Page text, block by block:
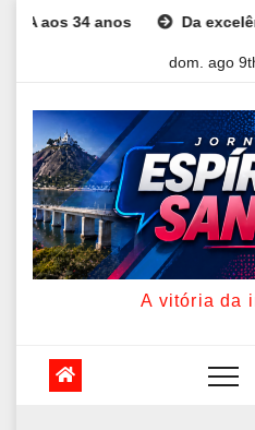
SkipDa excelência automotiva à
dom. ago
A vitória da